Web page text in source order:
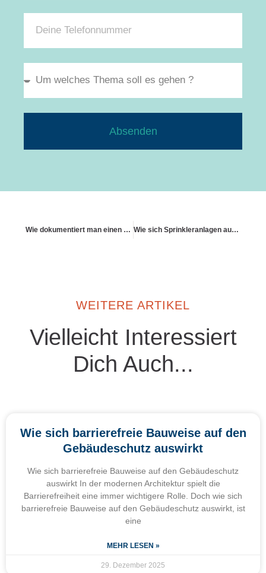
Absenden
Wie dokumentiert man einen Schaden richtig für die Versicherung? Wie sich Sprinkleranlagen auf Tarife auswirken
WEITERE ARTIKEL
Vielleicht Interessiert
Dich Auch...
Wie sich barrierefreie Bauweise auf den
Gebäudeschutz auswirkt
Wie sich barrierefreie Bauweise auf den Gebäudeschutz
auswirkt In der modernen Architektur spielt die
Barrierefreiheit eine immer wichtigere Rolle. Doch wie sich
barrierefreie Bauweise auf den Gebäudeschutz auswirkt, ist
eine
MEHR LESEN »
29. Dezember 2025